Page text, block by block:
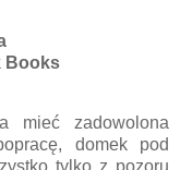
Books
mieć zadowolona
domek pod